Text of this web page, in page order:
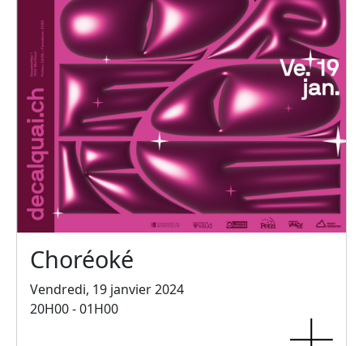
Choréoké
Vendredi, 19 janvier 2024
20H00 - 01H00